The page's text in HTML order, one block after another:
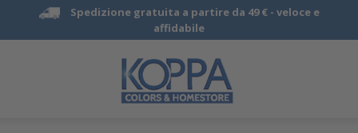
Spedizione gratuita a partire da 49 € - veloce e
affidabile